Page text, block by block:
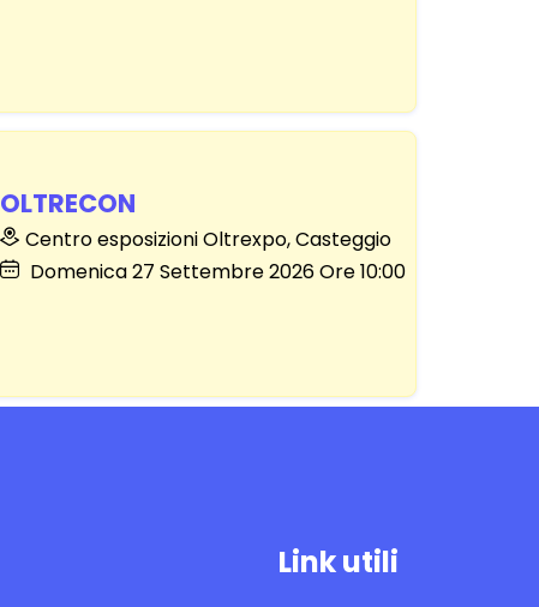
OLTRECON
Centro esposizioni Oltrexpo, Casteggio
Domenica27 Settembre 2026Ore 10:00
Link utili